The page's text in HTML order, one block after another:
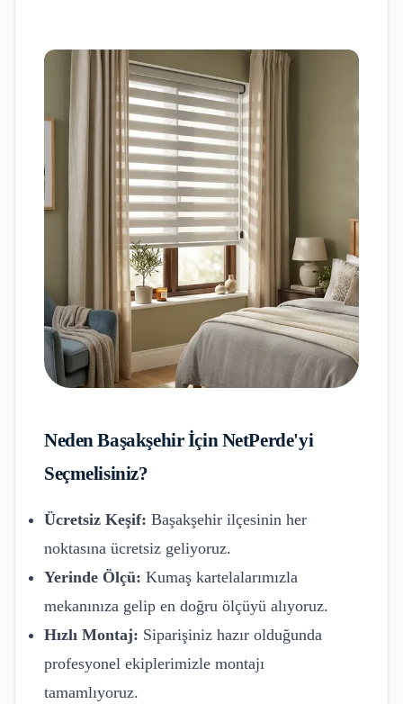
NedenBaşakşehirİçin NetPerde'yi
Seçmelisiniz?
Ücretsiz Keşif: Başakşehir ilçesinin her
noktasına ücretsiz geliyoruz.
Yerinde Ölçü: Kumaş kartelalarımızla
mekanınıza gelip en doğru ölçüyü alıyoruz.
Hızlı Montaj: Siparişiniz hazır olduğunda
profesyonel ekiplerimizle montajı
tamamlıyoruz.